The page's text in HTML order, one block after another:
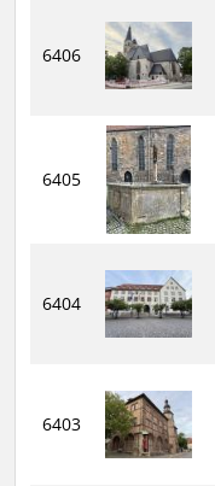
6406
6405
6404
6403